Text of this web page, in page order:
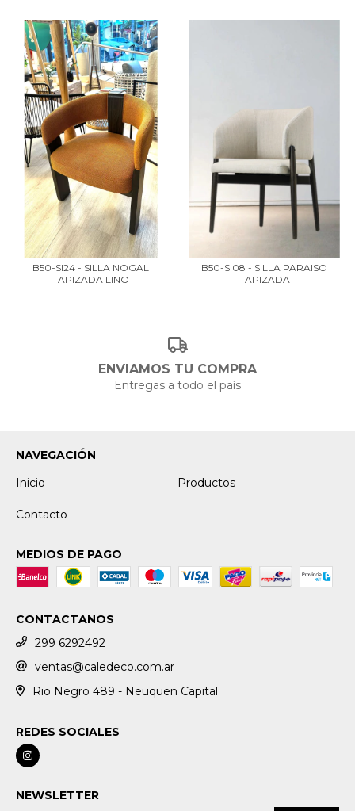
B50-SI24 - SILLA NOGAL
TAPIZADA LINO
B50-SI08 - SILLA PARAISO
TAPIZADA
ENVIAMOS TU COMPRA
Entregas a todo el país
NAVEGACIÓN
Inicio
Productos
Contacto
MEDIOS DE PAGO
CONTACTANOS
299 6292492
ventas@caledeco.com.ar
Rio Negro 489 - Neuquen Capital
REDES SOCIALES
NEWSLETTER